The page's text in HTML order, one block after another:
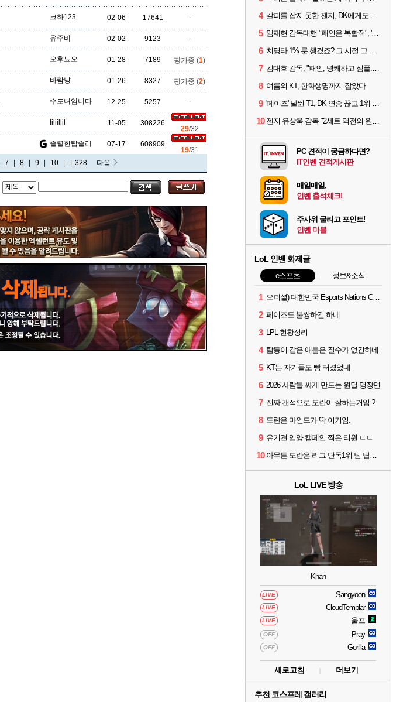
크하123 02-06 17641 -
유주비 02-02 9123 -
오후뇨오 01-28 7189 평가중 (1)
바람냥 01-26 8327 평가중 (2)
수도녀임니다 12-25 5257 -
Iiliillil 11-05 308226
29/32
졸렬한탑솔러 07-17 608909
19/31
7 8 9 10 ... 328 다음
4 갈피를 잡지 못한 젠지, DK에게도 0:2 패배
5 임재현 감독대행 "패인은 복합적", '도란' "팀에 과부하 왔다"
6 치명타 1% 룬 챙겼죠? 그 시절 그 감성 '롤 클래식' 30일 출시
7 김대호 감독, "패인, 명쾌하고 심플...다시 힘낼 수 있어"
8 여름의 KT, 한화생명까지 잡았다
9 '페이즈' 날뛴 T1, DK 연승 끊고 1위 지켜
10 젠지 유상욱 감독 "2세트 역전의 원인...너무 급했다"
PC 견적이 궁금하다면?
IT인벤 견적게시판
매일매일,
인벤 출석체크!
주사위 굴리고 포인트!
인벤 마블
LoL 인벤 화제글
e스포츠 정보&소식
1 오피셜) 대한민국 Esports Nations Cup 2026 국가대표 명단 모두 확정
2 페이즈도 불쌍하긴 하네
3 LPL 현황정리
4 탐동이 같은 애들은 질수가 없긴하네
5 KT는 자기들도 빵 터졌었네
6 2026 사람들 싸게 만드는 원딜 명장면
7 진짜 갠적으로 도란이 잘하는거임 ?
8 도란은 마인드가 딱 이거임.
9 유기견 입양 캠페인 찍은 티원 ㄷㄷ
10 아무튼 도란은 리그 단독1위 팀 탑솔러라는거임
LoL LIVE 방송
Khan
LIVE Sangyoon
LIVE CloudTemplar
LIVE 울프
OFF Pray
OFF Gorilla
새로고침 더보기
추천 코스프레 갤러리